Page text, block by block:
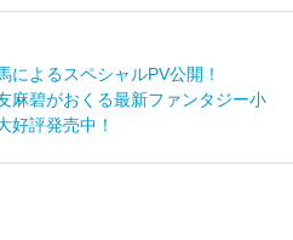
によるスペシャルPV公開！
麻碧がおくる最新ファンタジー小
好評発売中！